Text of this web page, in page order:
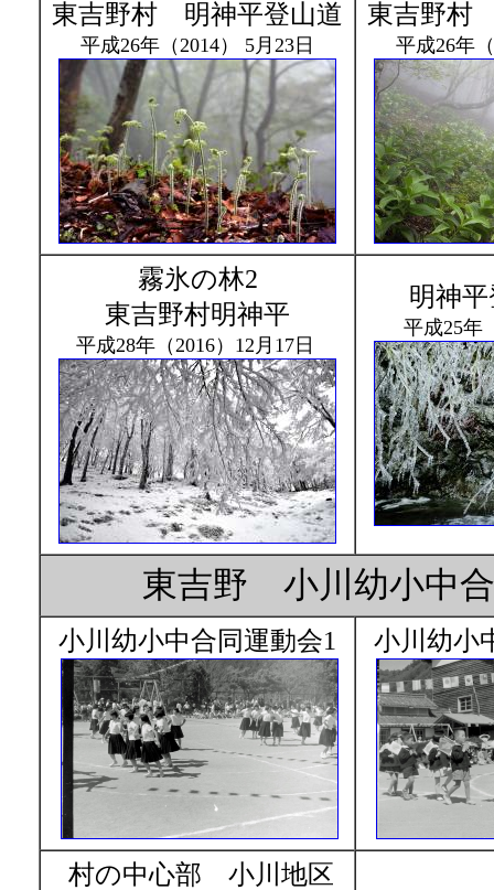
東吉野村 明神平登山道
平成26年（2014） 5月23日
東吉野村
平成26年
霧氷の林2
東吉野村明神平
平成28年（2016）12月17日
明神
平成25年
東吉野 小川幼小中
小川幼小中合同運動会1 小川幼小
村の中心部 小川地区